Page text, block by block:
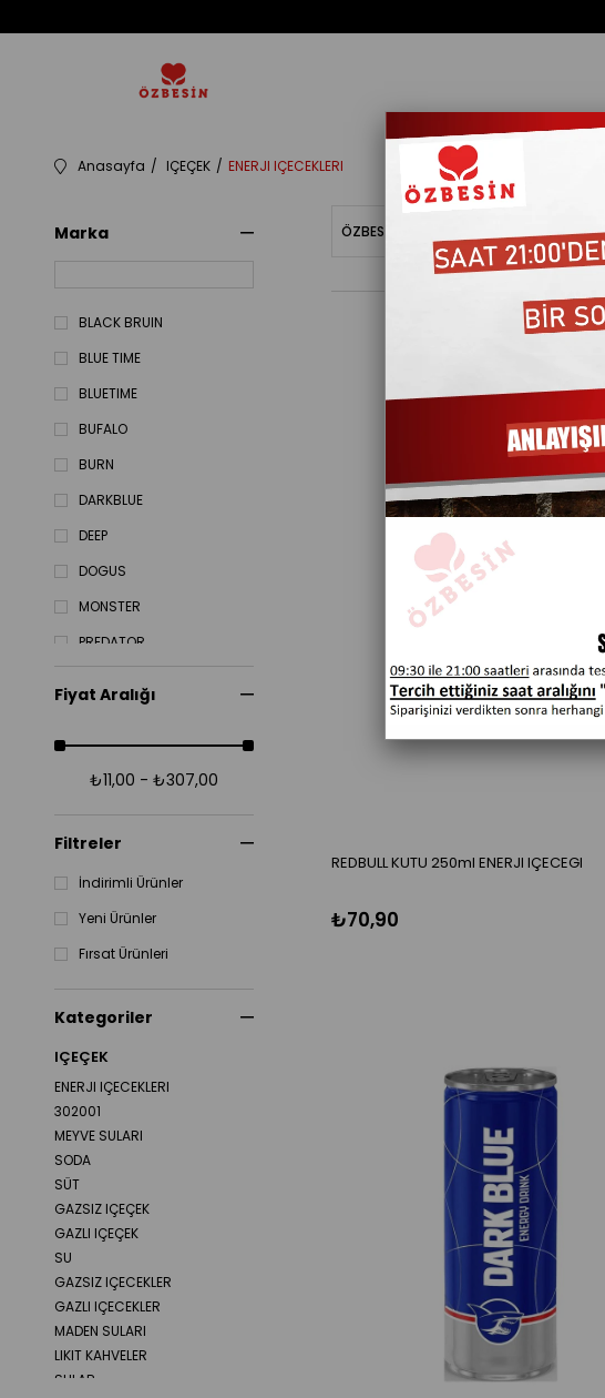
Anasayfa IÇEÇEK ENERJI IÇECEKLERI
Marka
BLACK BRUIN
BLUE TIME
BLUETIME
BUFALO
BURN
DARKBLUE
DEEP
DOGUS
MONSTER
PREDATOR
Fiyat Aralığı
₺11,00 - ₺307,00
Filtreler
İndirimli Ürünler
Yeni Ürünler
Fırsat Ürünleri
Kategoriler
IÇEÇEK
ENERJI IÇECEKLERI
302001
MEYVE SULARI
SODA
SÜT
GAZSIZ IÇEÇEK
GAZLI IÇEÇEK
SU
GAZSIZ IÇECEKLER
GAZLI IÇECEKLER
MADEN SULARI
LIKIT KAHVELER
SULAR
ÖZBESINBAKIYE Fiyata Göre (Artan)
REDBULL KUTU 250ml ENERJI IÇECEGI
₺70,90